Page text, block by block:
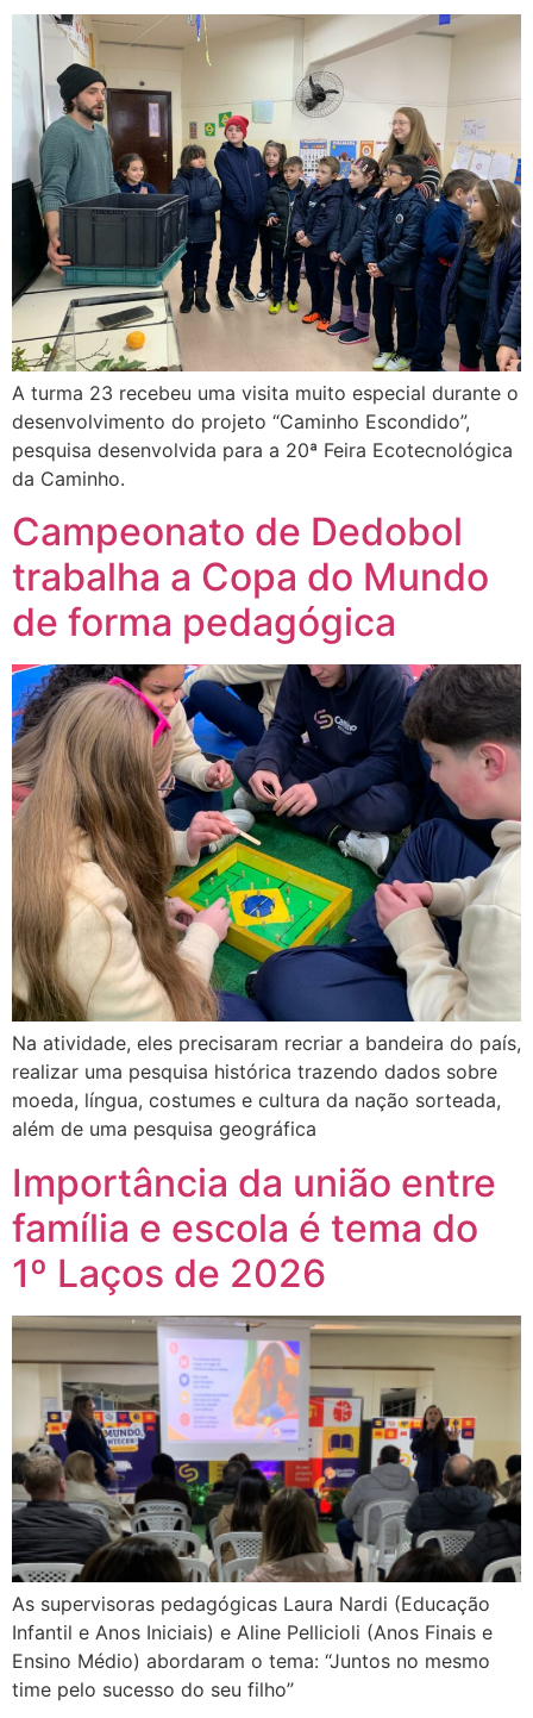
A turma 23 recebeu uma visita muito especial durante o
desenvolvimento do projeto “Caminho Escondido”,
pesquisa desenvolvida para a 20ª Feira Ecotecnológica
da Caminho.
Campeonato de Dedobol
trabalha a Copa do Mundo
de forma pedagógica
Na atividade, eles precisaram recriar a bandeira do país,
realizar uma pesquisa histórica trazendo dados sobre
moeda, língua, costumes e cultura da nação sorteada,
além de uma pesquisa geográfica
Importância da união entre
família e escola é tema do
1º Laços de 2026
As supervisoras pedagógicas Laura Nardi (Educação
Infantil e Anos Iniciais) e Aline Pellicioli (Anos Finais e
Ensino Médio) abordaram o tema: “Juntos no mesmo
time pelo sucesso do seu filho”